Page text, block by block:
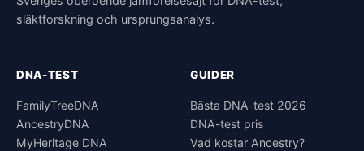
släktforskning och ursprungsanalys.
DNA-TEST
FamilyTreeDNA
AncestryDNA
MyHeritage DNA
GUIDER
Bästa DNA-test 2026
DNA-test pris
Vad kostar Ancestry?